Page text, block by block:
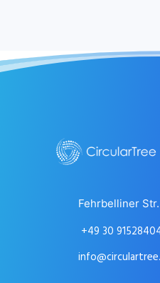
Fehrbelliner
+49 30